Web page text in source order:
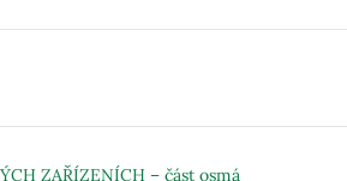
ZAŘÍZENÍCH – část osmá